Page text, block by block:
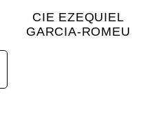
CIE EZEQUIEL
GARCIA-ROMEU